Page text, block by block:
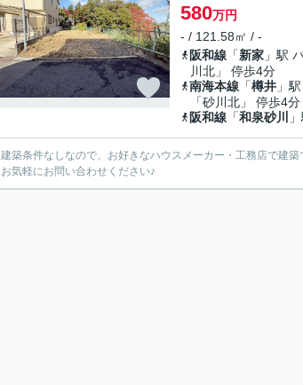
580万円
- / 121.58㎡ / -
阪和線 「新家 」駅
川北」 停歩4分
南海本線 「樽井 」
「砂川北」 停歩4分
阪和線 「和泉砂川
建築条件なしなので、お好きなハウスメーカー・工務店で建築
お気軽にお問い合わせください♪